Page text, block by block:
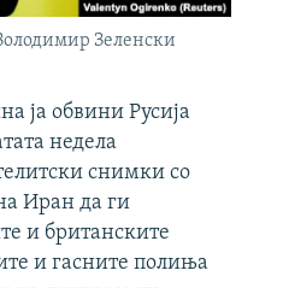
Зеленски
ја обвини Русија
недела
снимки со
Иран да ги
и британските
и гасните полиња